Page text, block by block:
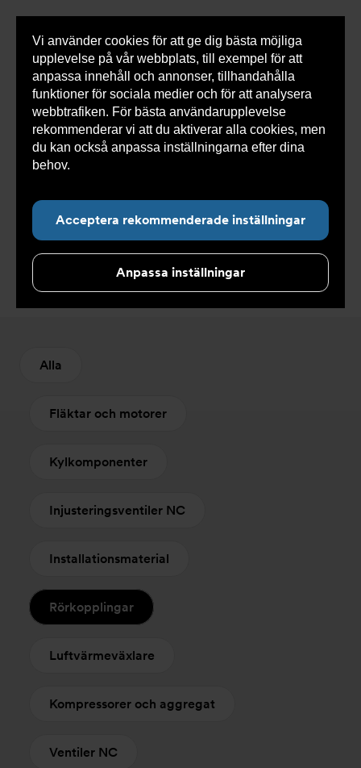
Vi använder cookies för att ge dig bästa möjliga
upplevelse på vår webbplats, till exempel för att
anpassa innehåll och annonser, tillhandahålla
funktioner för sociala medier och för att analysera
webbtrafiken. För bästa användarupplevelse
rekommenderar vi att du aktiverar alla cookies, men
du kan också anpassa inställningarna efter dina
behov.
Acceptera rekommenderade inställningar
Anpassa inställningar
0 varorSnabborder
Du
här:
Armatec > Produkter > Kyla > Rörkopplingar
NC-kopplingar
NC-kopplingar
Alla
Fläktar och motorer
Kylkomponenter
Injusteringsventiler NC
Installationsmaterial
Rörkopplingar
Luftvärmeväxlare
Kompressorer och aggregat
Ventiler NC